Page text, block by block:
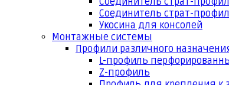
Соединитель страт-
Укосина для консолей
Монтажные системы
Профили различного
L-профиль
Z-профиль